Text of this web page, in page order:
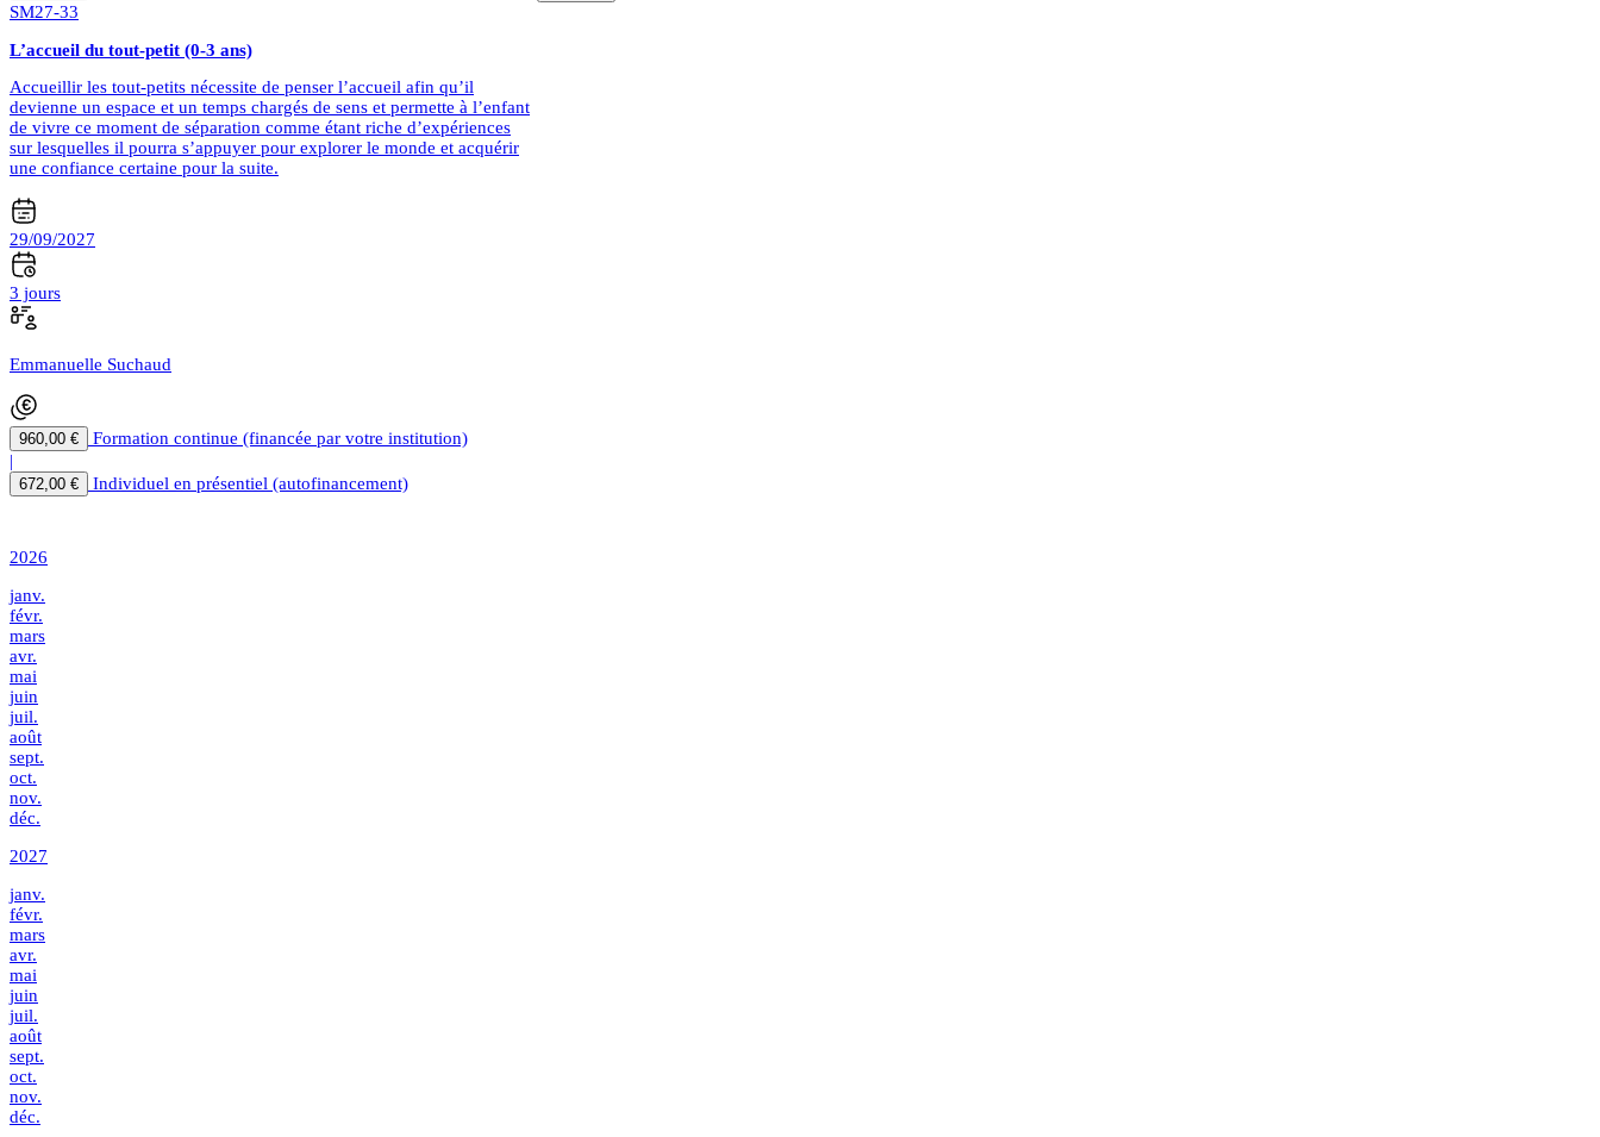
SM27-33
L’accueil du tout-petit (0-3 ans)
Accueillir les tout-petits nécessite de penser l’accueil afin qu’il
devienne un espace et un temps chargés de sens et permette à l’enfant
de vivre ce moment de séparation comme étant riche d’expériences
sur lesquelles il pourra s’appuyer pour explorer le monde et acquérir
une confiance certaine pour la suite.
29/09/2027
3 jours
Emmanuelle Suchaud
960,00 €
Formation continue (financée par votre institution)
|
672,00 € Individuel en présentiel (autofinancement)
2026
janv.
févr.
mars
avr.
mai
juin
juil.
août
sept.
oct.
nov.
déc.
2027
janv.
févr.
mars
avr.
mai
juin
juil.
août
sept.
oct.
nov.
déc.